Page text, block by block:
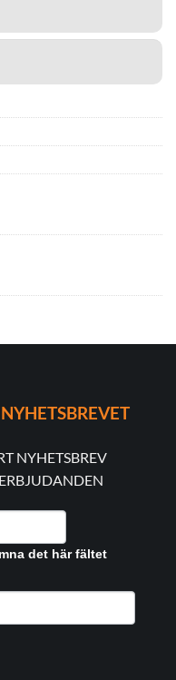
NYHETSBREV
det här fältet